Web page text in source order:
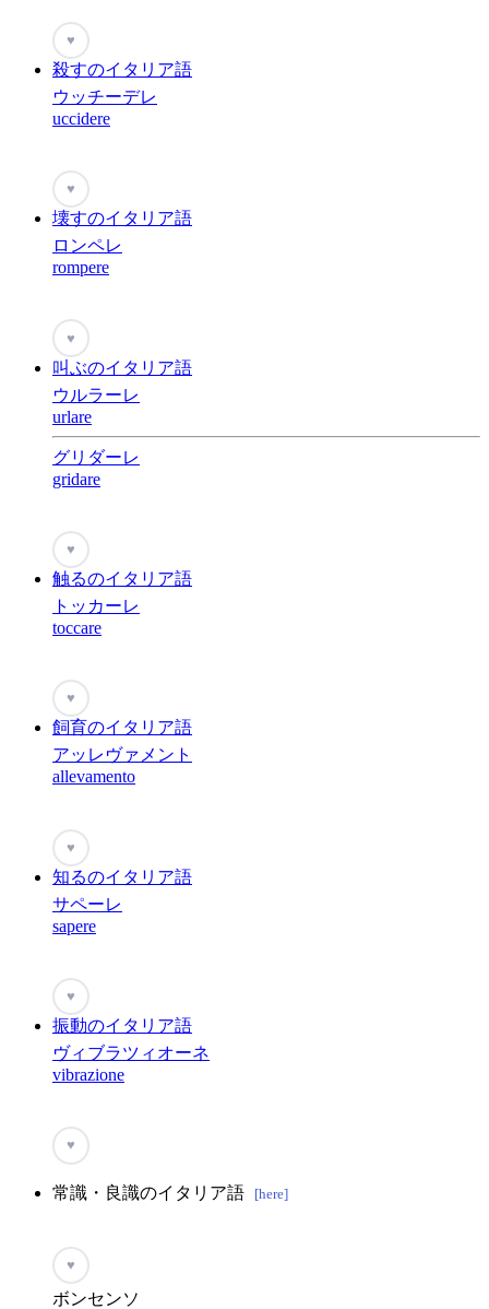
♥
殺すのイタリア語
ウッチーデレ
uccidere
♥
壊すのイタリア語
ロンペレ
rompere
♥
叫ぶのイタリア語
ウルラーレ
urlare
グリダーレ
gridare
♥
触るのイタリア語
トッカーレ
toccare
♥
飼育のイタリア語
アッレヴァメント
allevamento
♥
知るのイタリア語
サペーレ
sapere
♥
振動のイタリア語
ヴィブラツィオーネ
vibrazione
♥
常識・良識のイタリア語 [here]
♥
ボンセンソ